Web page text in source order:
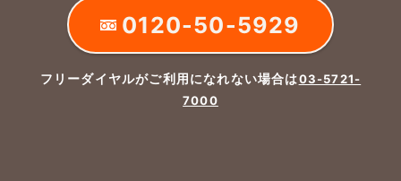
0120-50-5929
フリーダイヤルがご利用になれない場合は03-5721-
7000